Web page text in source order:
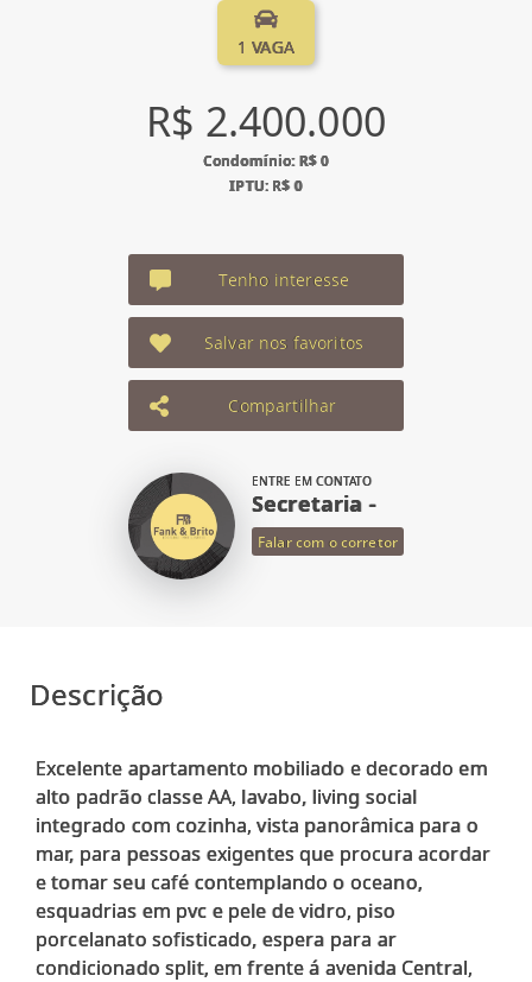
1 VAGA
R$ 2.400.000
Condomínio: R$ 0
IPTU: R$ 0
Tenho interesse
Salvar nos favoritos
Compartilhar
ENTRE EM CONTATO
Secretaria -
Falar com o corretor
Descrição
Excelente apartamento mobiliado e decorado em
alto padrão classe AA, lavabo, living social
integrado com cozinha, vista panorâmica para o
mar, para pessoas exigentes que procura acordar
e tomar seu café contemplando o oceano,
esquadrias em pvc e pele de vidro, piso
porcelanato sofisticado, espera para ar
condicionado split, em frente á avenida Central,